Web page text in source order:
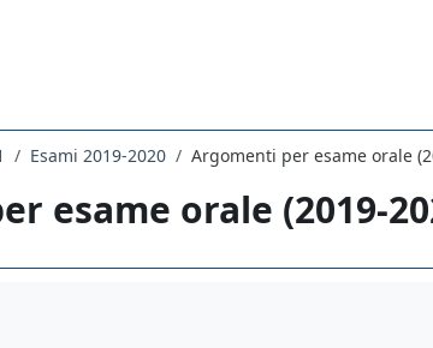
Esami 2019-2020 Argomenti per esame orale
esame orale (2019-